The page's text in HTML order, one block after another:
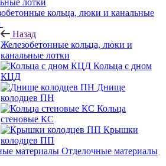
кольца, люки и канальные
Назад
Железобетонные кольца, люки и
канальные лотки
Кольца с дном
КЦД
Днище
колодцев ПН
Кольца
стеновые КС
Крышки
колодцев ПП
Отделочные материалы